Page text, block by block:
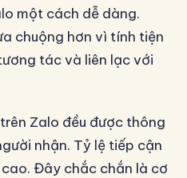
một cách dễ dàng.
chuộng hơn vì tính tiện
tác và liên lạc với
Zalo đều được thông
nhận. Tỷ lệ tiếp cận
Đây chắc chắn là cơ